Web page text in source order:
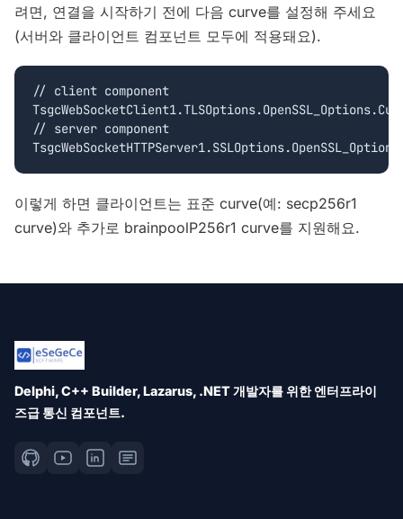
려면, 연결을 시작하기 전에 다음 curve를 설정해 주세요
(서버와 클라이언트 컴포넌트 모두에 적용돼요).
// client component
// server component
이렇게 하면 클라이언트는 표준 curve(예: secp256r1
curve)와 추가로 brainpoolP256r1 curve를 지원해요.
Delphi, C++ Builder, Lazarus, .NET 개발자를 위한 엔터프라이
즈급 통신 컴포넌트.